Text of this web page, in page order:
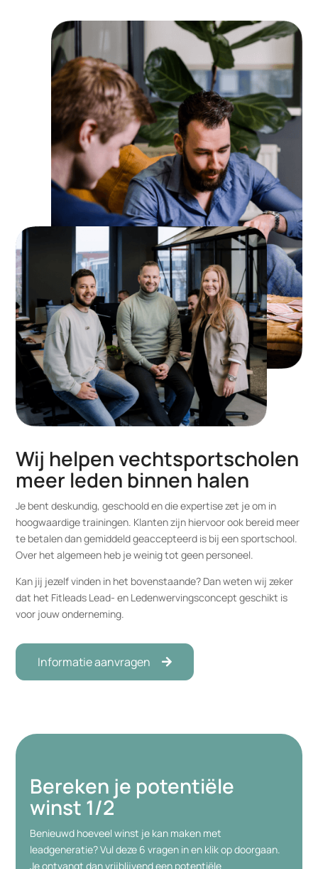
Wij helpen vechtsportscholen
meer leden binnen halen
Je bent deskundig, geschoold en die expertise zet je om in
hoogwaardige trainingen. Klanten zijn hiervoor ook bereid meer
te betalen dan gemiddeld geaccepteerd is bij een sportschool.
Over het algemeen heb je weinig tot geen personeel.
Kan jij jezelf vinden in het bovenstaande? Dan weten wij zeker
dat het Fitleads Lead- en Ledenwervingsconcept geschikt is
voor jouw onderneming.
Informatie aanvragen
Bereken je potentiële
winst 1/2
Benieuwd hoeveel winst je kan maken met
leadgeneratie? Vul deze 6 vragen in en klik op doorgaan.
Je ontvangt dan vrijblijvend een potentiële